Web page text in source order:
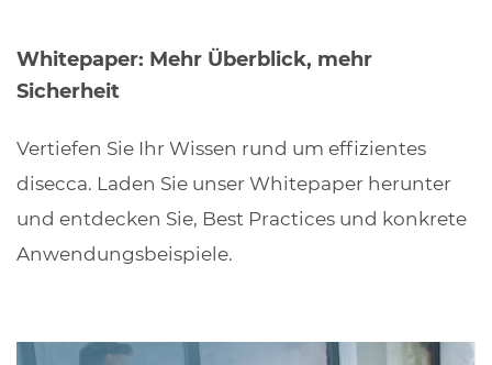
Whitepaper: Mehr Überblick, mehr
Sicherheit
Vertiefen Sie Ihr Wissen rund um effizientes
disecca. Laden Sie unser Whitepaper herunter
und entdecken Sie, Best Practices und konkrete
Anwendungsbeispiele.